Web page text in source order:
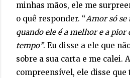
minhas mãos, ele me
o quê responder. “Amor só
quando ele é a melhor e a pior
tempo”. Eu disse a ele que
sobre a sua carta e me calei.
compreensível, ele disse que